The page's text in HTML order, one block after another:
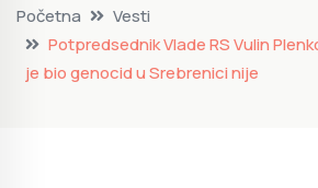
Početna
Vesti
Potpredsednik Vlade RS Vulin
je bio genocid u Srebrenici nije